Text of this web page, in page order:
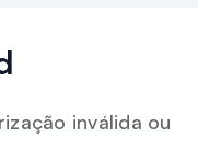
inválida ou